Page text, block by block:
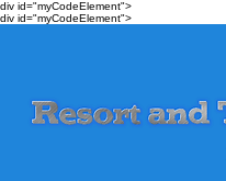
div id="myCodeElement">
div id="myCodeElement">